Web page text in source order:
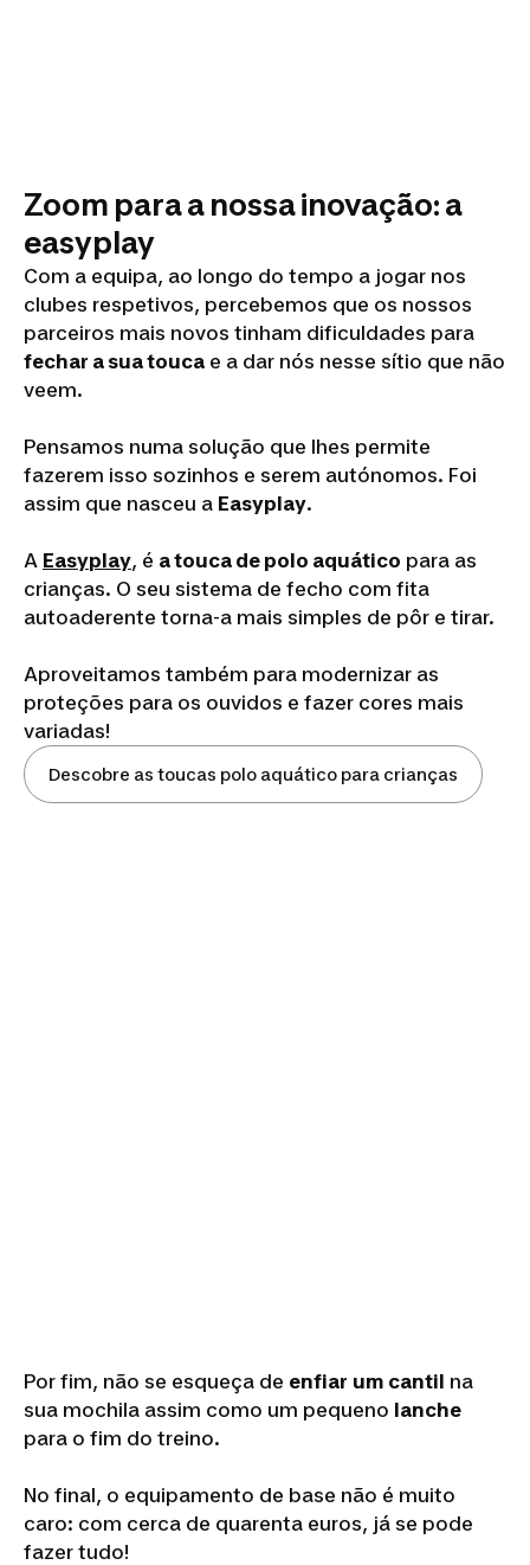
Zoom para a nossa inovação: a
easyplay
Com a equipa, ao longo do tempo a jogar nos
clubes respetivos, percebemos que os nossos
parceiros mais novos tinham dificuldades para
fechar a sua touca e a dar nós nesse sítio que não
veem.
Pensamos numa solução que lhes permite
fazerem isso sozinhos e serem autónomos. Foi
assim que nasceu a Easyplay.
A Easyplay, é a touca de polo aquático para as
crianças. O seu sistema de fecho com fita
autoaderente torna-a mais simples de pôr e tirar.
Aproveitamos também para modernizar as
proteções para os ouvidos e fazer cores mais
variadas!
Descobre as toucas polo aquático para crianças
Por fim, não se esqueça de enfiar um cantil na
sua mochila assim como um pequeno lanche
para o fim do treino.
No final, o equipamento de base não é muito
caro: com cerca de quarenta euros, já se pode
fazer tudo!